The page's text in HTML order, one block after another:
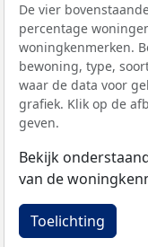
De vier
percentage
woningkenmerken.
bewoning, type,
waar de data voor
grafiek. Klik op de
geven.
Bekijk
van de
Toelichting